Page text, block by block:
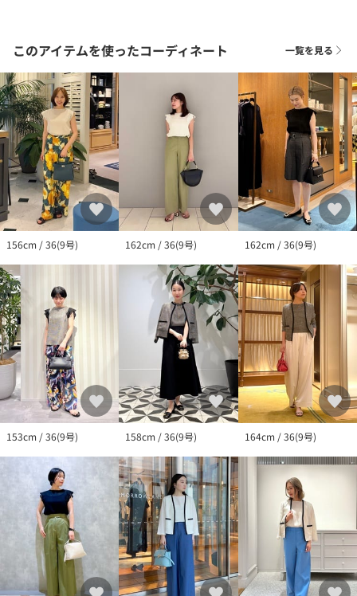
このアイテムを使ったコーディネート 一覧を見る
156cm / 36(9号) 162cm / 36(9号) 162cm / 36(9号)
153cm / 36(9号) 158cm / 36(9号) 164cm / 36(9号)